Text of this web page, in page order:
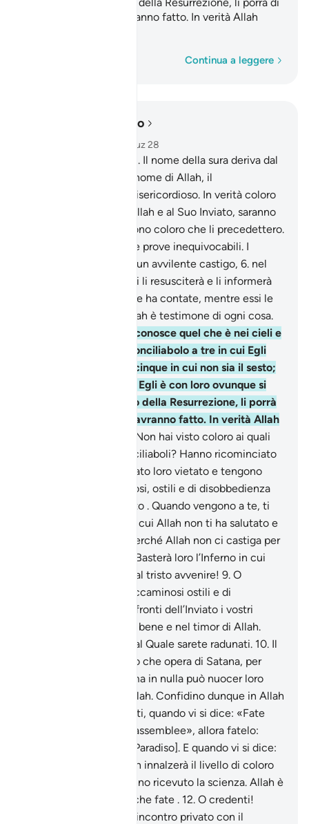
fronte a quello che avranno fatto. In verità Allah
Continua a leggere
Leggere nel contesto
Capitolo 58, Pagina 543, Juz 28
Post-Eg. n.Di versetti. Il nome della sura deriva dal
contenuto del vers. In nome di Allah, il
Compassionevole, il Misericordioso. In verità coloro
che si oppongono ad Allah e al Suo Inviato, saranno
sgominati come lo furono coloro che li precedettero.
Già facemmo scendere prove inequivocabili. I
miscredenti subiranno un avvilente castigo, 6. nel
Giorno in cui Allah tutti li resusciterà e li informerà
delle loro opere. Allah le ha contate, mentre essi le
hanno dimenticate. Allah è testimone di ogni cosa.
Non vedi che Allah conosce quel che è nei cieli e
sulla terra ? Non c’è conciliabolo a tre in cui Egli
non sia il quarto, né a cinque in cui non sia il sesto;
siano in più o in meno, Egli è con loro ovunque si
trovino. Poi, nel Giorno della Resurrezione, li porrà
di fronte a quello che avranno fatto. In verità Allah
Non hai visto coloro ai quali
sono stati vietati i conciliaboli? Hanno ricominciato
[a fare] quel che era stato loro vietato e tengono
conciliaboli peccaminosi, ostili e di disobbedienza
nei confronti dell’Inviato . Quando vengono a te, ti
salutano in un modo in cui Allah non ti ha salutato e
dicono in cuor loro: «Perché Allah non ci castiga per
quello che diciamo?». Basterà loro l’Inferno in cui
saranno precipitati. Qual tristo avvenire! 9. O
credenti, non siano peccaminosi ostili e di
disobbedienza nei confronti dell’Inviato i vostri
colloqui privati, ma nel bene e nel timor di Allah.
Temete Allah, davanti al Quale sarete radunati. 10. Il
conciliabolo non è altro che opera di Satana, per
affliggere i credenti ; ma in nulla può nuocer loro
senza il permesso di Allah. Confidino dunque in Allah
O credenti, quando vi si dice: «Fate
spazio [agli altri] nelle assemblee», allora fatelo:
Allah vi farà spazio [in Paradiso]. E quando vi si dice:
«Alzatevi», fatelo. Allah innalzerà il livello di coloro
che credono e che hanno ricevuto la scienza. Allah è
ben informato di quel che fate . 12. O credenti!
Quando desiderate un incontro privato con il